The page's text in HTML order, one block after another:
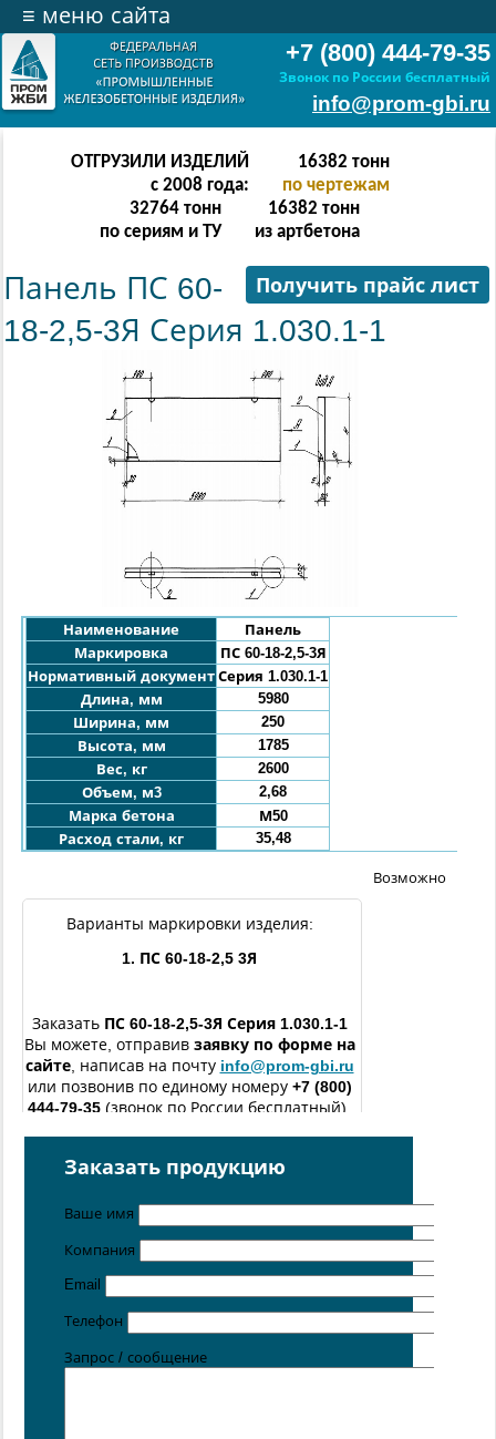
+7 (800) 444-79-35
Звонок по России бесплатный
info@prom-gbi.ru
≡ меню сайта
ОТГРУЗИЛИ ИЗДЕЛИЙ
с 2008 года:
32766 тонн
по чертежам
65532 тонн
по сериям и ТУ
32766 тонн
из артбетона
Получить прайс лист
Панель ПС 60-
18-2,5-3Я Серия 1.030.1-1
Наименование
Панель
Маркировка
ПС 60-18-2,5-3Я
Нормативный документ Серия 1.030.1-1
Длина, мм
5980
Ширина, мм
250
Высота, мм
1785
Вес, кг
2600
Объем, м3
2,68
Марка бетона
М50
Расход стали, кг
35,48
Варианты маркировки изделия:
1. ПС 60-18-2,5 3Я
Заказать ПС 60-18-2,5-3Я Серия 1.030.1-1
Вы можете, отправив заявку по форме на
сайте, написав на почту info@prom-gbi.ru
или позвонив по единому номеру +7 (800)
444-79-35 (звонок по России бесплатный).
Возможно
заказчика
расположенных в
Москве,Казани,Хабаровске,Ростове-на
Дону
Цена от 5 руб. / кг
Заказать продукцию
Ваше имя
Компания
Email
Телефон
Запрос / сообщение